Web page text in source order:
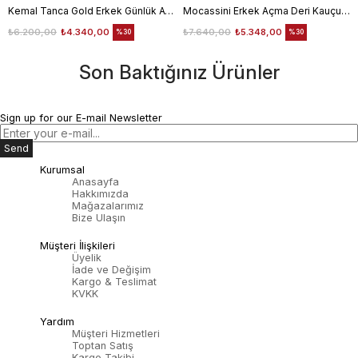
Kemal Tanca Gold Erkek Günlük Ayakkabı 6612-152
₺4.340,00
₺6.200,00 %30
Mocassini Erkek Açma Deri Kauçuk Taban Bordo Günlük Ayakkabı
₺5.348,00
₺7.640,00 %30
Son Baktığınız Ürünler
Sign up for our E-mail Newsletter
Send
Kurumsal
Anasayfa
Hakkımızda
Mağazalarımız
Bize Ulaşın
Müşteri İlişkileri
Üyelik
İade ve Değişim
Kargo & Teslimat
KVKK
Yardım
Müşteri Hizmetleri
Toptan Satış